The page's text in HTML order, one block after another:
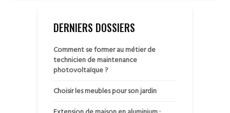
DERNIERS DOSSIERS
Comment se former au métier de
technicien de maintenance
photovoltaïque ?
Choisir les meubles pour son jardin